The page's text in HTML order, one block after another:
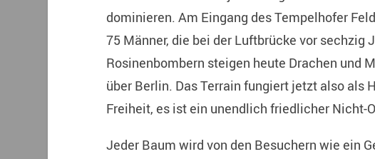
dominieren. Am Eingang des Tempelhofer
75 Männer, die bei der Luftbrücke vor sechzig
Rosinenbombern steigen heute Drachen und
über Berlin. Das Terrain fungiert jetzt also als
Freiheit, es ist ein unendlich friedlicher Nicht-
Jeder Baum wird von den Besuchern wie ein